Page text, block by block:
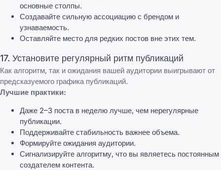
основные столпы.
Создавайте сильную ассоциацию с брендом и
узнаваемость.
Оставляйте место для редких постов вне этих тем.
17. Установите регулярный ритм публикаций
Как алгоритм, так и ожидания вашей аудитории выигрывают от
предсказуемого графика публикаций.
Лучшие практики:
Даже 2–3 поста в неделю лучше, чем нерегулярные
публикации.
Поддерживайте стабильность важнее объема.
Формируйте ожидания аудитории.
Сигнализируйте алгоритму, что вы являетесь постоянным
создателем контента.